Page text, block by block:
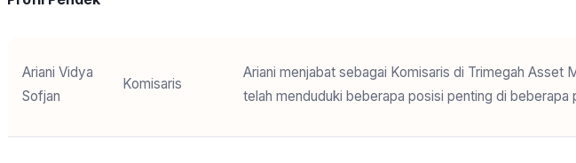
Ariani Vidya
Sofjan
Komisaris
Ariani menjabat sebagai Komisaris di Trimegah Asset
telah menduduki beberapa posisi penting di beberapa